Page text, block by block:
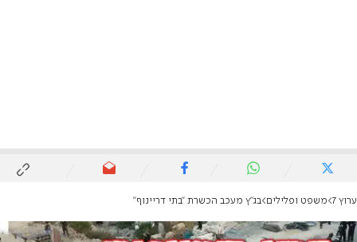
ערוץ 7 משפט ופלילים בג"ץ מעכב הכשרת "בתי דריינוף"